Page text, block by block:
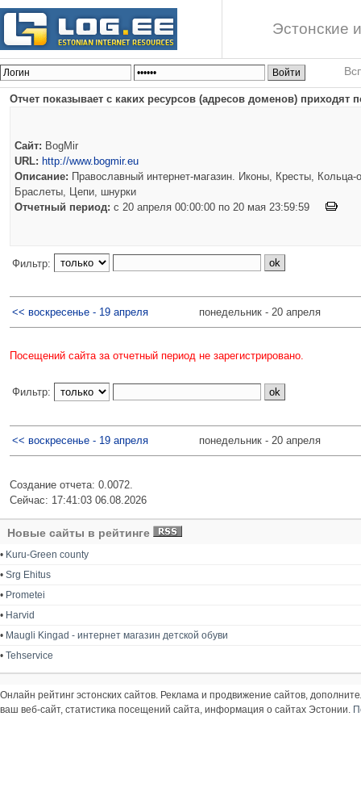
Эстонские
Отчет показывает с каких ресурсов (адресов доменов) приходят
Сайт: BogMir
URL: http://www.bogmir.eu
Описание: Православный интернет-магазин. Иконы, Кресты, Кольца-
Браслеты, Цепи, шнурки
Отчетный период: c 20 апреля 00:00:00 по 20 мая 23:59:59
Фильтр:
<< воскресенье - 19 апреля понедельник - 20 апреля
Посещений сайта за отчетный период не зарегистрировано.
Фильтр:
<< воскресенье - 19 апреля понедельник - 20 апреля
Создание отчета: 0.0072.
Сейчас: 17:41:03 06.08.2026
Новые сайты в рейтинге
• Kuru-Green county
• Srg Ehitus
• Prometei
• Harvid
• Maugli Kingad - интернет магазин детской обуви
• Tehservice
Онлайн рейтинг эстонских сайтов. Реклама и продвижение сайтов,
ваш веб-сайт, статистика посещений сайта, информация о сайтах Эстонии.